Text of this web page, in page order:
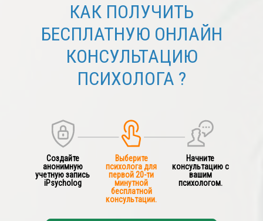
КАК ПОЛУЧИТЬ
БЕСПЛАТНУЮ ОНЛАЙН
КОНСУЛЬТАЦИЮ
ПСИХОЛОГА ?
Создайте
анонимную
учетную запись
iPsycholog
Выберите
психолога для
первой 20-ти
минутной
бесплатной
консультации.
Начните
консультацию с
вашим
психологом.